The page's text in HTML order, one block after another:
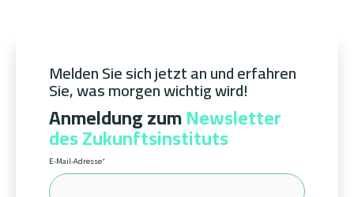
Melden Sie sich jetzt an und erfahren
Sie, was morgen wichtig wird!
Anmeldung zumNewsletter
des Zukunftsinstituts
E-Mail-Adresse*